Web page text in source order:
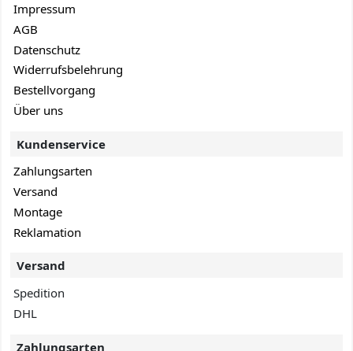
Impressum
AGB
Datenschutz
Widerrufsbelehrung
Bestellvorgang
Über uns
Kundenservice
Zahlungsarten
Versand
Montage
Reklamation
Versand
Spedition
DHL
Zahlungsarten